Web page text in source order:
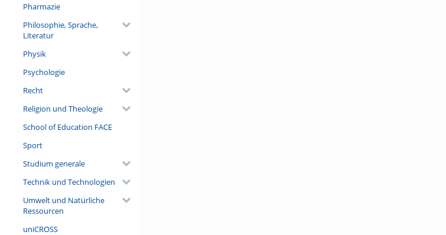
Pharmazie
Philosophie, Sprache,
Literatur
Physik
Psychologie
Recht
Religion und Theologie
School of Education FACE
Sport
Studium generale
Technik und Technologien
Umwelt und Natürliche
Ressourcen
uniCROSS